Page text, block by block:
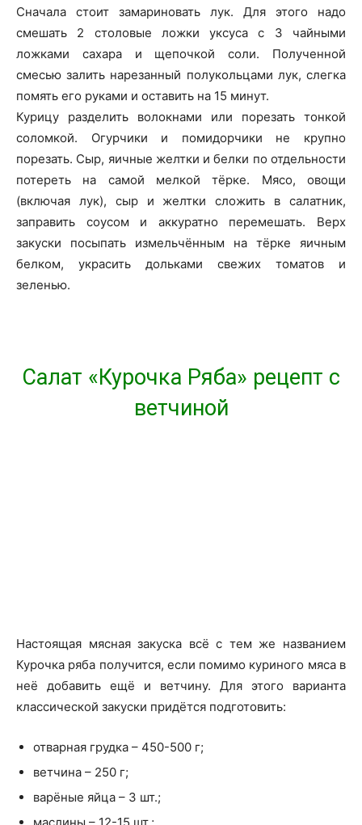
Сначала стоит замариновать лук. Для этого надо
смешать 2 столовые ложки уксуса с 3 чайными
ложками сахара и щепочкой соли. Полученной
смесью залить нарезанный полукольцами лук, слегка
помять его руками и оставить на 15 минут.
Курицу разделить волокнами или порезать тонкой
соломкой. Огурчики и помидорчики не крупно
порезать. Сыр, яичные желтки и белки по отдельности
потереть на самой мелкой тёрке. Мясо, овощи
(включая лук), сыр и желтки сложить в салатник,
заправить соусом и аккуратно перемешать. Верх
закуски посыпать измельчённым на тёрке яичным
белком, украсить дольками свежих томатов и
зеленью.
Салат «Курочка Ряба» рецепт с
ветчиной
Настоящая мясная закуска всё с тем же названием
Курочка ряба получится, если помимо куриного мяса в
неё добавить ещё и ветчину. Для этого варианта
классической закуски придётся подготовить:
отварная грудка – 450-500 г;
ветчина – 250 г;
варёные яйца – 3 шт.;